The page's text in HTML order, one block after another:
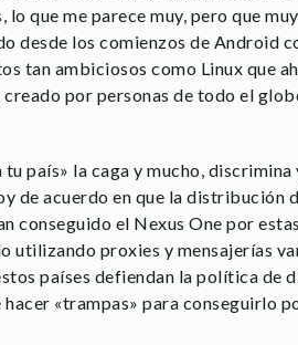
que me parece muy, pero que
desde los comienzos de Android
tan ambiciosos como Linux que
por personas de todo el
país» la caga y mucho, discrimina
de acuerdo en que la distribución
conseguido el Nexus One por
utilizando proxies y mensajerías
países defiendan la política de
«trampas» para conseguirlo